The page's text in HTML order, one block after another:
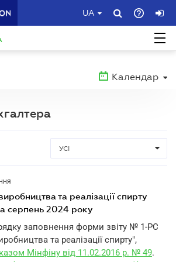
UA
Календар
УСІ
серпень 2024 року
заповнення форми звіту № 1-РС
та реалізації спирту",
Мінфіну від 11.02.2016 р. № 49.